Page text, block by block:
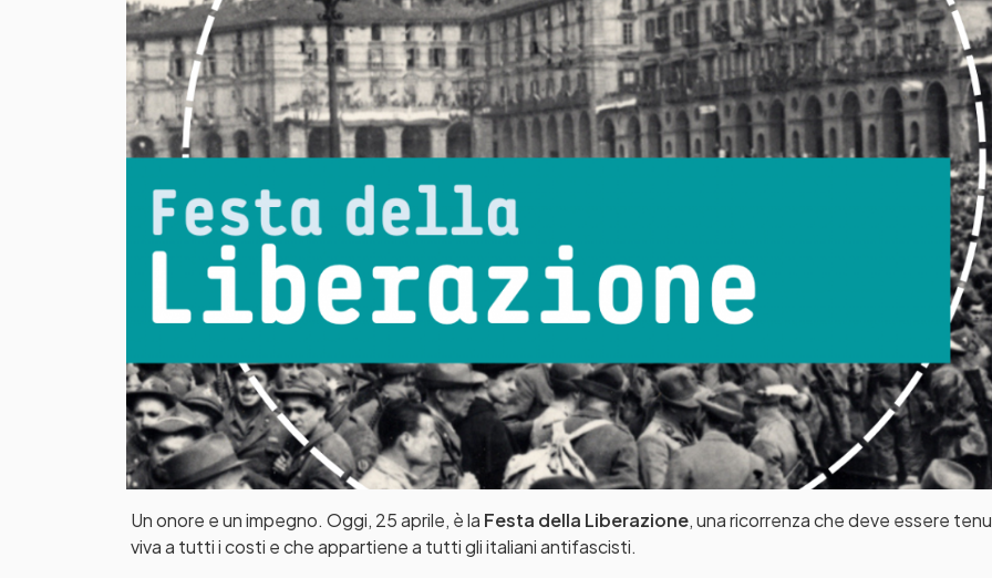
Un onore e un impegno. Oggi, 25 aprile, è la Festa della Liberazione, una ricorrenza che deve essere
viva a tutti i costi e che appartiene a tutti gli italiani antifascisti.